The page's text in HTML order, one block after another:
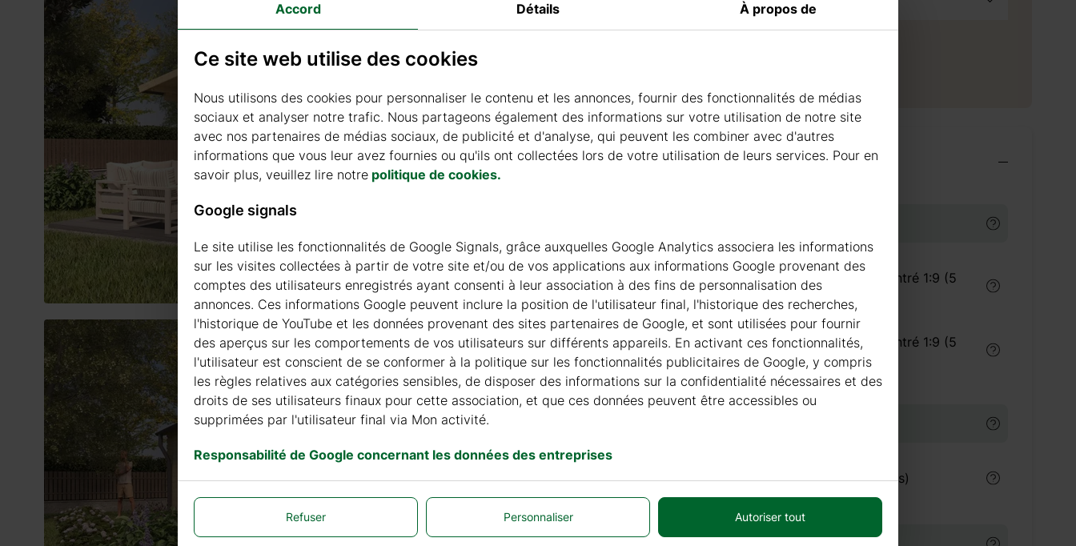
Accessoires indispensables
+ 69 €
Traitement du bois concentré 1:9 (5
litres) intérieur
+ 69 €
Traitement du bois concentré 1:9 (5
litres) extérieur
+ 155 € Peinture Villa Akva (9 litres)
Accord Détails À propos de
Ce site web utilise des cookies
Nous utilisons des cookies pour personnaliser le contenu et les annonces, fournir des fonctionnalités de médias
sociaux et analyser notre trafic. Nous partageons également des informations sur votre utilisation de notre site
avec nos partenaires de médias sociaux, de publicité et d'analyse, qui peuvent les combiner avec d'autres
informations que vous leur avez fournies ou qu'ils ont collectées lors de votre utilisation de leurs services. Pour en
savoir plus, veuillez lire notre politique de cookies.
Google signals
Le site utilise les fonctionnalités de Google Signals, grâce auxquelles Google Analytics associera les informations
sur les visites collectées à partir de votre site et/ou de vos applications aux informations Google provenant des
comptes des utilisateurs enregistrés ayant consenti à leur association à des fins de personnalisation des
annonces. Ces informations Google peuvent inclure la position de l'utilisateur final, l'historique des recherches,
l'historique de YouTube et les données provenant des sites partenaires de Google, et sont utilisées pour fournir
des aperçus sur les comportements de vos utilisateurs sur différents appareils. En activant ces fonctionnalités,
l'utilisateur est conscient de se conformer à la politique sur les fonctionnalités publicitaires de Google, y compris
les règles relatives aux catégories sensibles, de disposer des informations sur la confidentialité nécessaires et des
droits de ses utilisateurs finaux pour cette association, et que ces données peuvent être accessibles ou
supprimées par l'utilisateur final via Mon activité.
Responsabilité de Google concernant les données des entreprises
Refuser Personnaliser Autoriser tout